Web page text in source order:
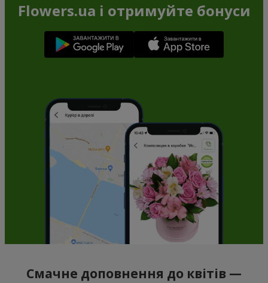
Flowers.ua і отримуйте бонуси
Смачне доповнення до квітів —